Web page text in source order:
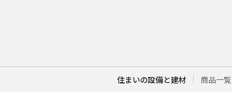
住まいの設備と建材 商品一覧